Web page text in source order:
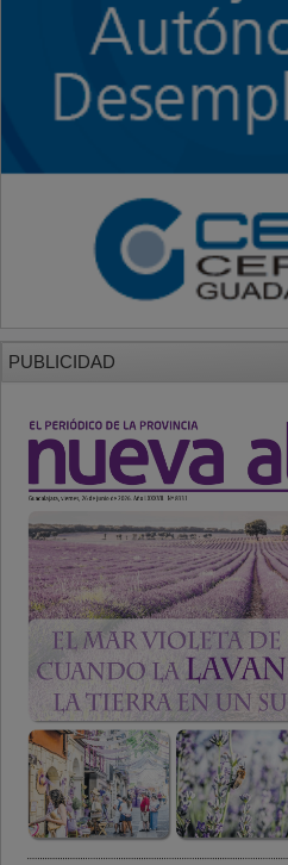
PUBLICIDAD